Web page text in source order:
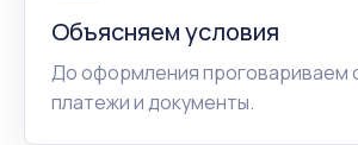
Объясняем условия
До оформления проговариваем
платежи и документы.